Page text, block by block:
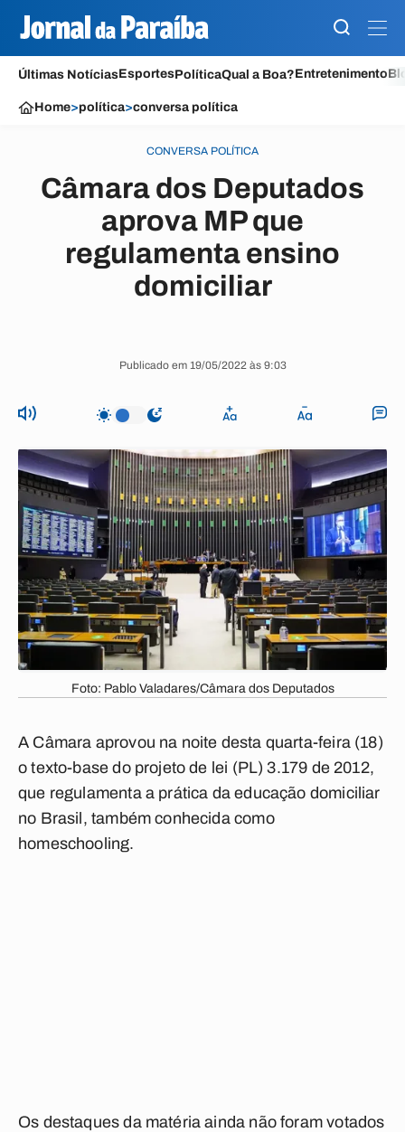
Últimas NotíciasEsportesPolíticaQual a Boa?Entretenimento
Home>política>conversa política
CONVERSA POLÍTICA
Câmara dos Deputados
aprova MP que
regulamenta ensino
domiciliar
Publicado em 19/05/2022 às 9:03
Foto: Pablo Valadares/Câmara dos Deputados
A Câmara aprovou na noite desta quarta-feira (18)
o texto-base do projeto de lei (PL) 3.179 de 2012,
que regulamenta a prática da educação domiciliar
no Brasil, também conhecida como
homeschooling.
Os destaques da matéria ainda não foram votados